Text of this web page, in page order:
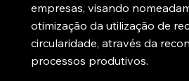
empresas, visando
otimização da utilização de
circularidade, através da
processos produtivos.